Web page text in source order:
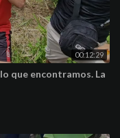
00:12:29
que encontramos. La